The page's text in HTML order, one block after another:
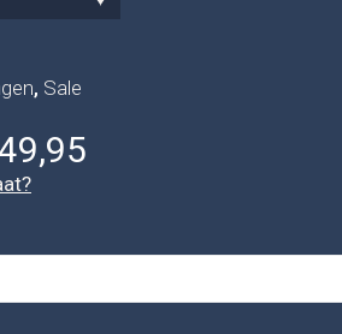
, Sale